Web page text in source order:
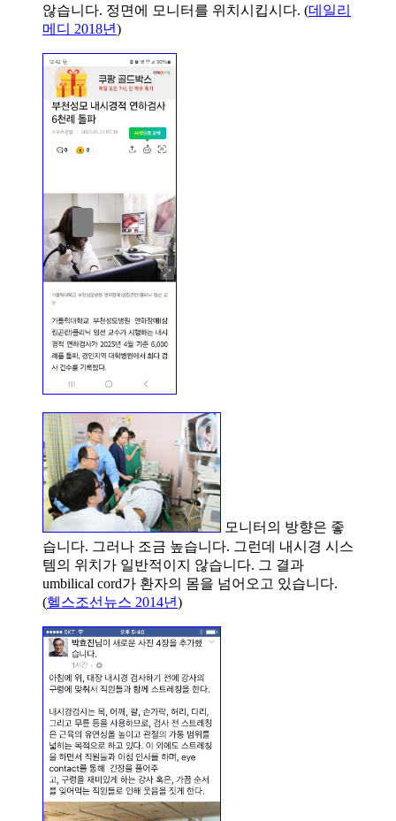
않습니다. 정면에 모니터를 위치시킵시다. (데일리
메디 2018년)
모니터의 방향은 좋
습니다. 그러나 조금 높습니다. 그런데 내시경 시스
템의 위치가 일반적이지 않습니다. 그 결과
umbilical cord가 환자의 몸을 넘어오고 있습니다.
(헬스조선뉴스 2014년)